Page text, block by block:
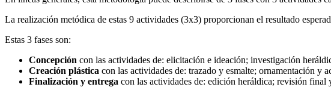
La realización metódica de estas 9 actividades (3x3) proporcionan el resultado
Estas 3 fases son:
Concepción con las actividades de: elicitación e ideación; investigación
Creación plástica con las actividades de: trazado y esmalte; ornamentación y
Finalización y entrega con las actividades de: edición heráldica; revisión